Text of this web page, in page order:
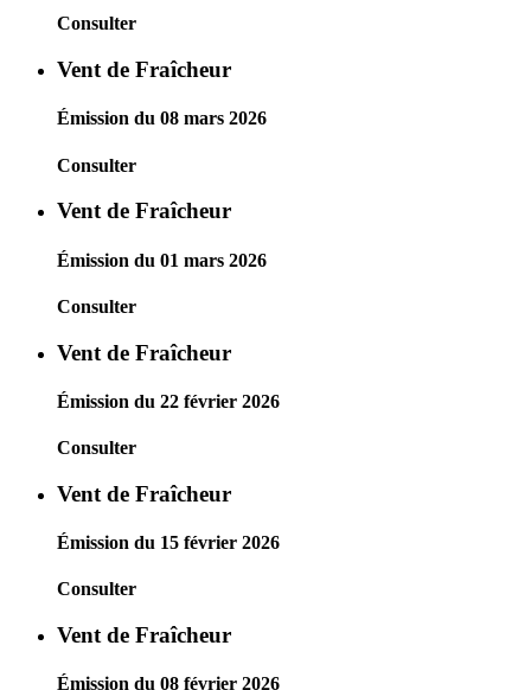
Consulter
Vent de Fraîcheur
Émission du 08 mars 2026
Consulter
Vent de Fraîcheur
Émission du 01 mars 2026
Consulter
Vent de Fraîcheur
Émission du 22 février 2026
Consulter
Vent de Fraîcheur
Émission du 15 février 2026
Consulter
Vent de Fraîcheur
Émission du 08 février 2026